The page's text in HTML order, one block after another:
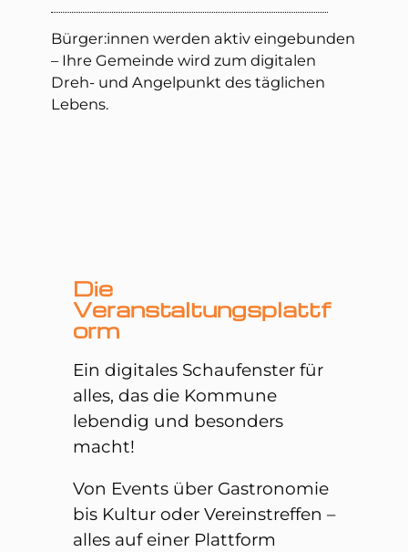
Bürger:innen werden aktiv eingebunden
– Ihre Gemeinde wird zum digitalen
Dreh- und Angelpunkt des täglichen
Lebens.
Die
Veranstaltungsplattf
orm
Ein digitales Schaufenster für
alles, das die Kommune
lebendig und besonders
macht!
Von Events über Gastronomie
bis Kultur oder Vereinstreffen –
alles auf einer Plattform